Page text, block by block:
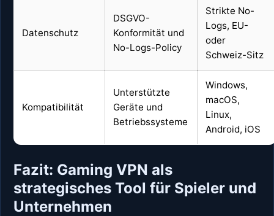
Datenschutz
DSGVO-
Konformität und
No-Logs-Policy
Strikte No-
Logs, EU-
oder
Schweiz-Sitz
Kompatibilität
Unterstützte
Geräte und
Betriebssysteme
Windows,
macOS,
Linux,
Android, iOS
Fazit: Gaming VPN als
strategisches Tool für Spieler und
Unternehmen